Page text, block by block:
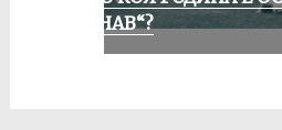
„ДУНАВ“?